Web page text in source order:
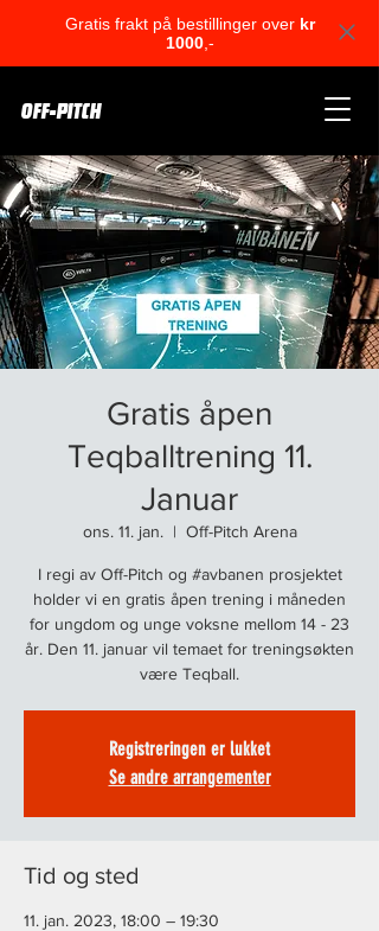
Gratis frakt på bestillinger over kr
1000,-
OFF-PITCH
Gratis åpen
Teqballtrening 11.
Januar
ons. 11. jan.
  |
Off-Pitch Arena
I regi av Off-Pitch og #avbanen prosjektet
holder vi en gratis åpen trening i måneden
for ungdom og unge voksne mellom 14 - 23
år. Den 11. januar vil temaet for treningsøkten
være Teqball.
Registreringen er lukket
Se andre arrangementer
Tid og sted
11. jan. 2023, 18:00 – 19:30